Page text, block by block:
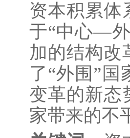
资本积累体
于“中心—
加的结构改
了“外围”
变革的新态
家带来的不